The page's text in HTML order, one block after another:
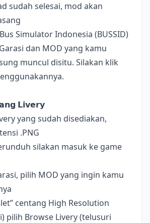
sudah selesai, mod akan
Simulator Indonesia (BUSSID)
dan MOD yang kamu
muncul disitu. Silakan klik
𝗟𝗶𝘃𝗲𝗿𝘆
yang sudah disediakan,
.PNG
silakan masuk ke game
pilih MOD yang ingin kamu
centang High Resolution
pilih Browse Livery (telusuri